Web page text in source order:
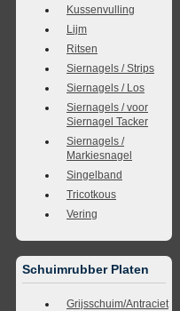
Kussenvulling
Lijm
Ritsen
Siernagels / Strips
Siernagels / Los
Siernagels / voor
Siernagel Tacker
Siernagels /
Markiesnagel
Singelband
Tricotkous
Vering
Schuimrubber Platen
Grijsschuim/Antraciet